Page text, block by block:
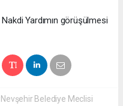
Yardımın görüşülmesi
Belediye Meclisi